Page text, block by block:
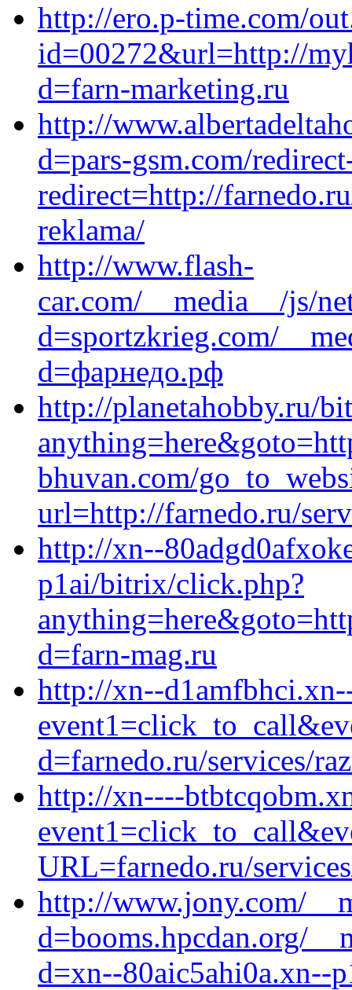
http://ero.p-time.com/
id=00272&url=http://
d=farn-marketing.ru
http://
d=pars-gsm.com/
redirect=http://
reklama/
http://www.flash-
car.com/__media__/js/
d=sportzkrieg.com/
d=фарнедо.рф
http://planetahobby.ru/
bhuvan.com/
url=http://farnedo.ru/
http://xn--
p1ai/bitrix/click.php?
d=farn-mag.ru
http://xn--
d=farnedo.ru/services/
http://xn----
URL=farnedo.ru/
http://www.jony.com/
d=booms.hpcdan.org/
d=xn--80aic5ahi0a.xn--